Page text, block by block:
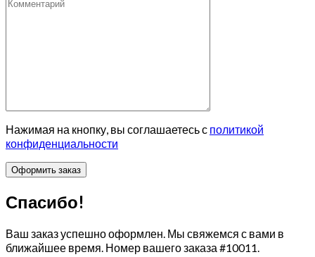
Нажимая на кнопку, вы соглашаетесь с политикой
конфиденциальности
Спасибо!
Ваш заказ успешно оформлен. Мы свяжемся с вами в
ближайшее время. Номер вашего заказа #10011.